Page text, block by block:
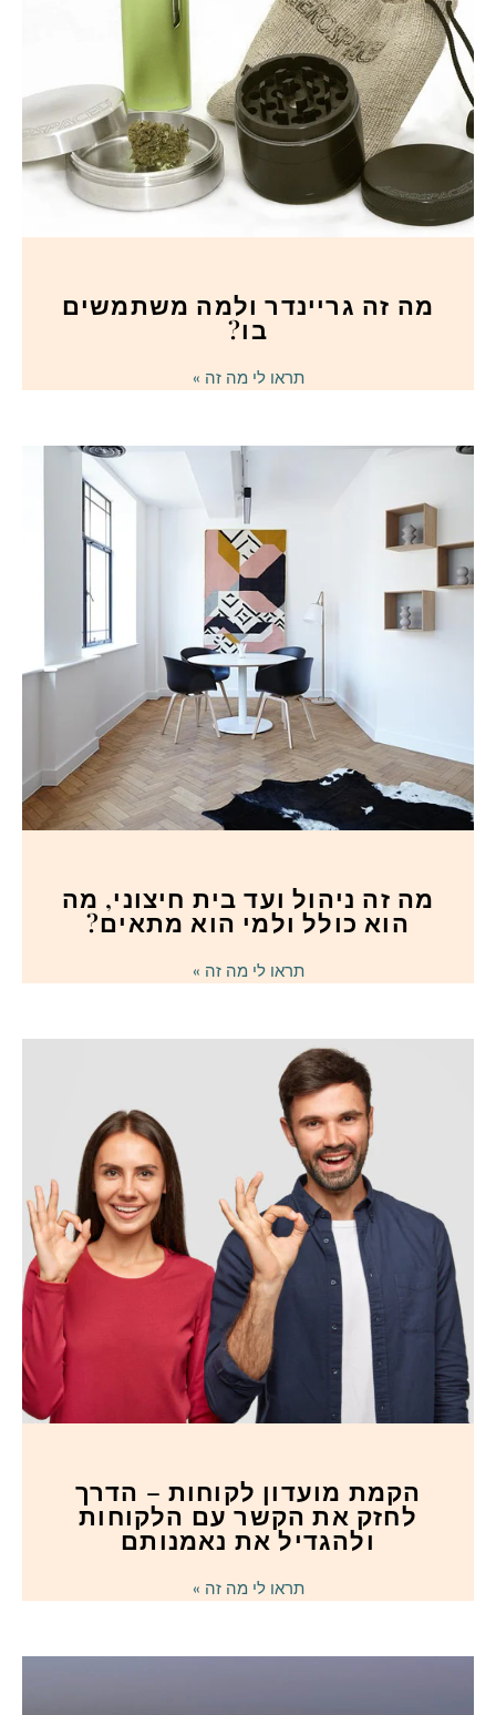
מה זה גריינדר ולמה משתמשים
בו?
תראו לי מה זה »
מה זה ניהול ועד בית חיצוני, מה
הוא כולל ולמי הוא מתאים?
תראו לי מה זה »
הקמת מועדון לקוחות – הדרך
לחזק את הקשר עם הלקוחות
ולהגדיל את נאמנותם
תראו לי מה זה »